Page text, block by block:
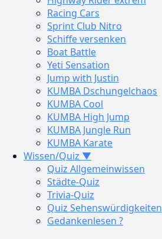
Racing Cars
Sprint Club Nitro
Schiffe versenken
Boat Battle
Yeti Sensation
Jump with Justin
KUMBA Dschungelchaos
KUMBA Cool
KUMBA High Jump
KUMBA Jungle Run
KUMBA Karate
Wissen/Quiz ▼
Quiz Allgemeinwissen
Städte-Quiz
Trivia-Quiz
Quiz Sehenswürdigkeiten
Gedankenlesen ?